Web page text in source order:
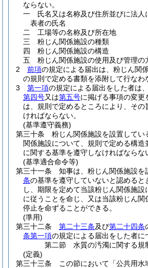
ならない。
一
氏名又は名称及び住所並びに法人
表者の氏名
二
工場等の名称及び所在地
三
粉じん関係施設の種類
四
粉じん関係施設の構造
五
粉じん関係施設の使用及び管理の
2
前項の規定による届出は、粉じん関
の規則で定める書類を添附して行なわ
3
第一項の規定による届出をした者は
第四号又は第五号に掲げる事項の変更
は、規則で定めるところにより、その
ければならない。
(基準遵守義務)
第三十条
粉じん関係施設を設置してい
関係施設について、規則で定める構造
に関する基準を遵守しなければならな
(基準適合命令等)
第三十一条
知事は、粉じん関係施設を
条の基準を遵守していないと認めると
し、期限を定めて当該粉じん関係施設
に従うことを命じ、又は当該粉じん関
停止を命ずることができる。
(準用)
第三十二条
第二十三条及び第二十四条
条第一項の規定による届出をした者に
第二節
水質の汚濁に関する規
(定義)
第三十三条
この節において「公共用水